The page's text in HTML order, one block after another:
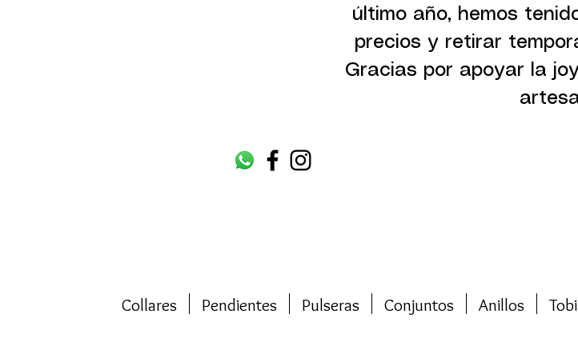
último año, hemos
precios y retirar
Gracias por apoyar la
Collares Pendientes Pulseras Conjuntos Anillos